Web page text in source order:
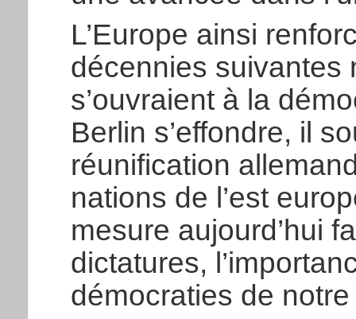
L’Europe ainsi
décennies suivantes
s’ouvraient à la
Berlin s’effondre, il
réunification
nations de l’est
mesure aujourd’hui
dictatures,
démocraties de